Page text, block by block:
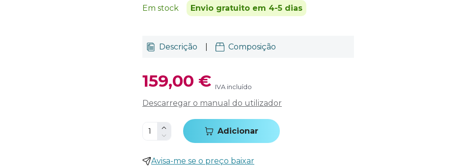
Em stock Envio gratuito em 4-5 dias
Descrição Composição
159,00 € IVA incluído
Descarregar o manual do utilizador
Adicionar
Avisa-me se o preço baixar